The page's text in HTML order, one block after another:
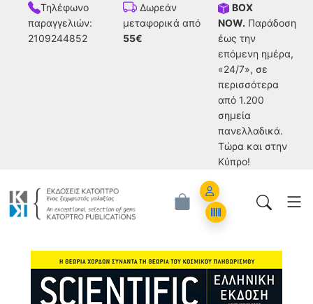
Τηλέφωνο
παραγγελιών:
2109244852
Δωρεάν
μεταφορικά από
55€
BOX
NOW. Παράδοση
έως την
επόμενη ημέρα,
«24/7», σε
περισσότερα
από 1.200
σημεία
πανελλαδικά.
Tώρα και στην
Κύπρο!
Account
Orders